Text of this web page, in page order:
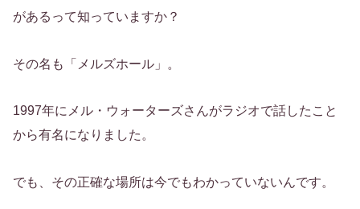
があるって知っていますか？
その名も「メルズホール」。
1997年にメル・ウォーターズさんがラジオで話したこと
から有名になりました。
でも、その正確な場所は今でもわかっていないんです。